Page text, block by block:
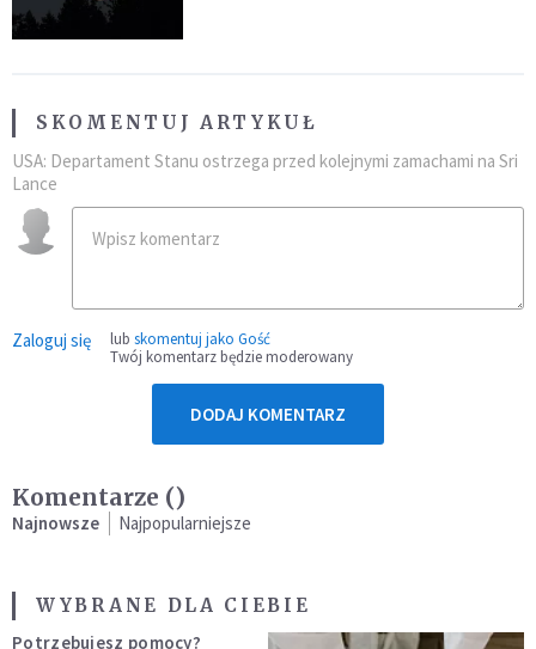
SKOMENTUJ ARTYKUŁ
USA: Departament Stanu ostrzega przed kolejnymi zamachami na Sri
Lance
Zaloguj się lub skomentuj jako Gość
Twój komentarz będzie moderowany
DODAJ KOMENTARZ
Komentarze ()
Najnowsze Najpopularniejsze
WYBRANE DLA CIEBIE
Potrzebujesz pomocy?